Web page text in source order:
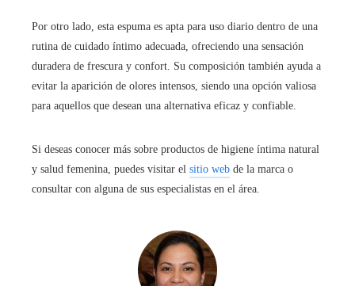
Por otro lado, esta espuma es apta para uso diario dentro de una
rutina de cuidado íntimo adecuada, ofreciendo una sensación
duradera de frescura y confort. Su composición también ayuda a
evitar la aparición de olores intensos, siendo una opción valiosa
para aquellos que desean una alternativa eficaz y confiable.
Si deseas conocer más sobre productos de higiene íntima natural
y salud femenina, puedes visitar el sitio web de la marca o
consultar con alguna de sus especialistas en el área.